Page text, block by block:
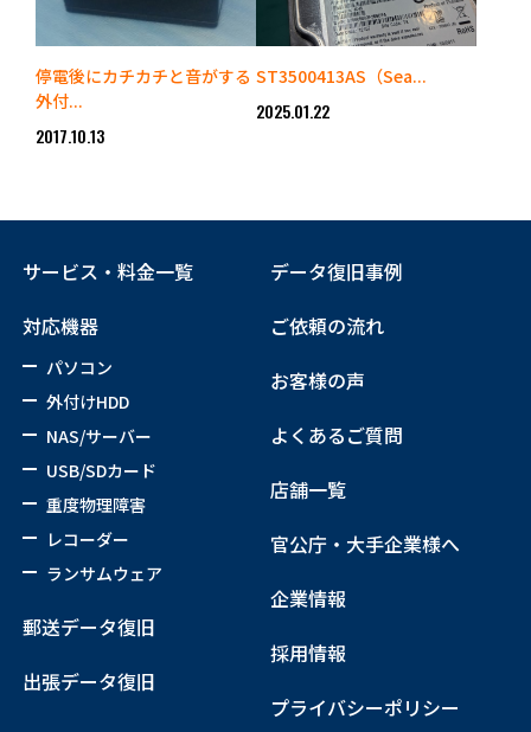
停電後にカチカチと音がする
外付...
2017.10.13
ST3500413AS（Sea...
2025.01.22
サービス・料金一覧
対応機器
パソコン
外付けHDD
NAS/サーバー
USB/SDカード
重度物理障害
レコーダー
ランサムウェア
郵送データ復旧
出張データ復旧
データ復旧事例
ご依頼の流れ
お客様の声
よくあるご質問
店舗一覧
官公庁・大手企業様へ
企業情報
採用情報
プライバシーポリシー